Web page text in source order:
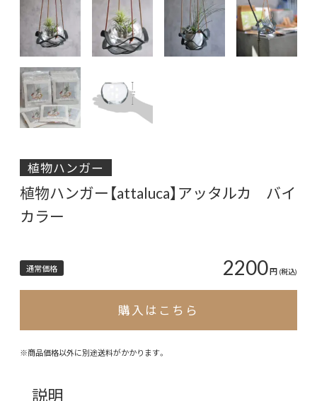
植物ハンガー
植物ハンガー【attaluca】アッタルカ バイ
カラー
通常価格 2200円 (税込)
購入はこちら
※商品価格以外に別途送料がかかります。
説明